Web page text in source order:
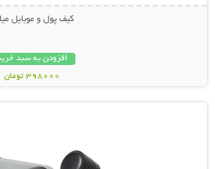
کیف پول و موبایل
افزودن به سبد
398000 تومان